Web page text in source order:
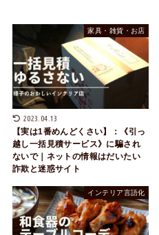
家具・雑貨・お店
2023.04.13
【実は1番めんどくさい】：《引っ
越し一括見積サービス》に騙され
ないで｜ネットの情報はだいたい
詐欺と迷惑サイト
インテリア言語化